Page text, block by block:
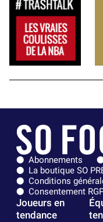
Abonnements
La boutique SO
Conditions
Consentement
Joueurs en
tendance